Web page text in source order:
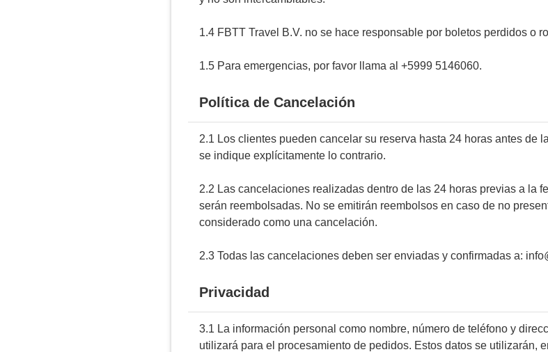
1.4 FBTT Travel B.V. no se hace responsable por boletos perdidos o
1.5 Para emergencias, por favor llama al +5999 5146060.
Política de Cancelación
2.1 Los clientes pueden cancelar su reserva hasta 24 horas antes de
se indique explícitamente lo contrario.
2.2 Las cancelaciones realizadas dentro de las 24 horas previas a la
serán reembolsadas. No se emitirán reembolsos en caso de no
considerado como una cancelación.
2.3 Todas las cancelaciones deben ser enviadas y confirmadas a:
Privacidad
3.1 La información personal como nombre, número de teléfono y
utilizará para el procesamiento de pedidos. Estos datos se utilizarán,